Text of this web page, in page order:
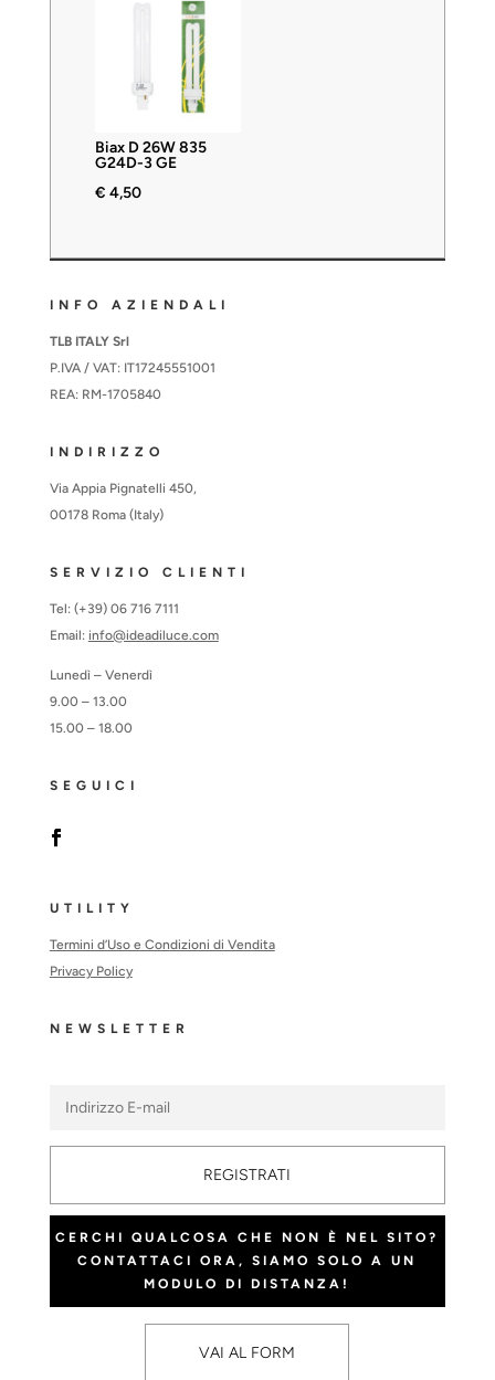
Biax D 26W 835
G24D-3 GE
€ 4,50
INFO AZIENDALI
TLB ITALY Srl
P.IVA / VAT: IT17245551001
REA: RM-1705840
INDIRIZZO
Via Appia Pignatelli 450,
00178 Roma (Italy)
SERVIZIO CLIENTI
Tel: (+39) 06 716 7111
Email: info@ideadiluce.com
Lunedì – Venerdì
9.00 – 13.00
15.00 – 18.00
SEGUICI
UTILITY
Termini d’Uso e Condizioni di Vendita
Privacy Policy
NEWSLETTER
REGISTRATI
CERCHI QUALCOSA CHE NON È NEL SITO?
CONTATTACI ORA, SIAMO SOLO A UN
MODULO DI DISTANZA!
VAI AL FORM